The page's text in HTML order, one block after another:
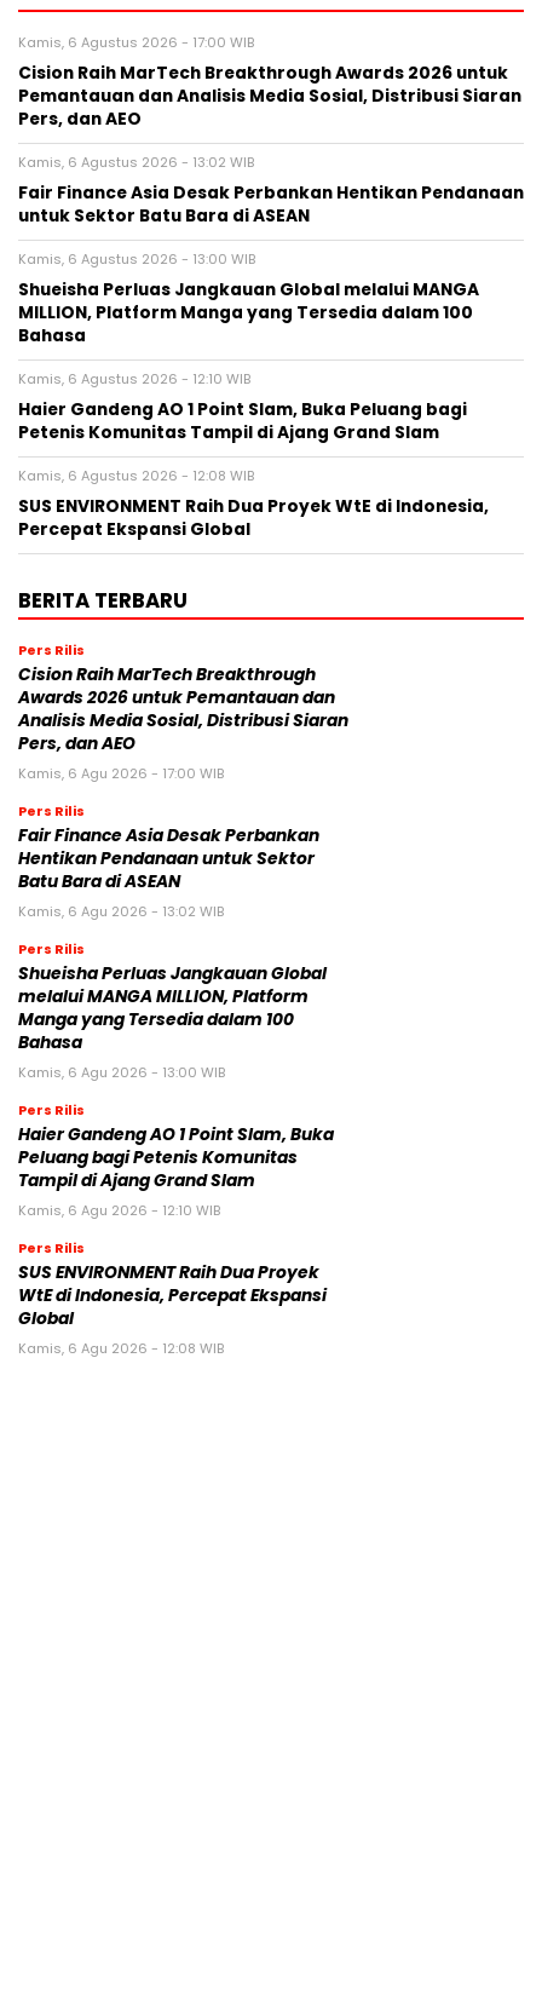
Kamis, 6 Agustus 2026 - 17:00 WIB
Cision Raih MarTech Breakthrough Awards 2026 untuk
Pemantauan dan Analisis Media Sosial, Distribusi Siaran
Pers, dan AEO
Kamis, 6 Agustus 2026 - 13:02 WIB
Fair Finance Asia Desak Perbankan Hentikan Pendanaan
untuk Sektor Batu Bara di ASEAN
Kamis, 6 Agustus 2026 - 13:00 WIB
Shueisha Perluas Jangkauan Global melalui MANGA
MILLION, Platform Manga yang Tersedia dalam 100
Bahasa
Kamis, 6 Agustus 2026 - 12:10 WIB
Haier Gandeng AO 1 Point Slam, Buka Peluang bagi
Petenis Komunitas Tampil di Ajang Grand Slam
Kamis, 6 Agustus 2026 - 12:08 WIB
SUS ENVIRONMENT Raih Dua Proyek WtE di Indonesia,
Percepat Ekspansi Global
BERITA TERBARU
Pers Rilis
Cision Raih MarTech Breakthrough
Awards 2026 untuk Pemantauan dan
Analisis Media Sosial, Distribusi Siaran
Pers, dan AEO
Kamis, 6 Agu 2026 - 17:00 WIB
Pers Rilis
Fair Finance Asia Desak Perbankan
Hentikan Pendanaan untuk Sektor
Batu Bara di ASEAN
Kamis, 6 Agu 2026 - 13:02 WIB
Pers Rilis
Shueisha Perluas Jangkauan Global
melalui MANGA MILLION, Platform
Manga yang Tersedia dalam 100
Bahasa
Kamis, 6 Agu 2026 - 13:00 WIB
Pers Rilis
Haier Gandeng AO 1 Point Slam, Buka
Peluang bagi Petenis Komunitas
Tampil di Ajang Grand Slam
Kamis, 6 Agu 2026 - 12:10 WIB
Pers Rilis
SUS ENVIRONMENT Raih Dua Proyek
WtE di Indonesia, Percepat Ekspansi
Global
Kamis, 6 Agu 2026 - 12:08 WIB